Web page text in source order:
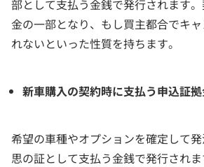
部として支払う金銭で発行されます
金の一部となり、もし買主都合でキ
れないといった性質を持ちます。
新車購入の契約時に支払う申込証拠
希望の車種やオプションを確定して
思の証として支払う金銭で発行され